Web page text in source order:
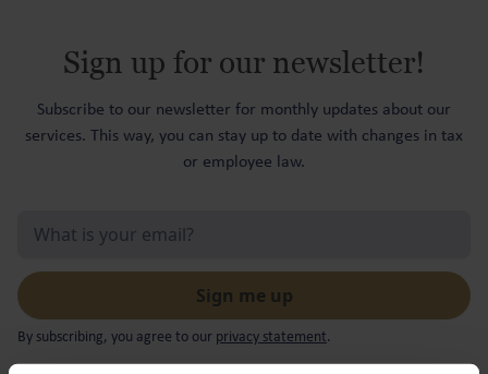
Sign up for our newsletter!
Subscribe to our newsletter for monthly updates about our
services. This way, you can stay up to date with changes in tax
or employee law.
By subscribing, you agree to our privacy statement.